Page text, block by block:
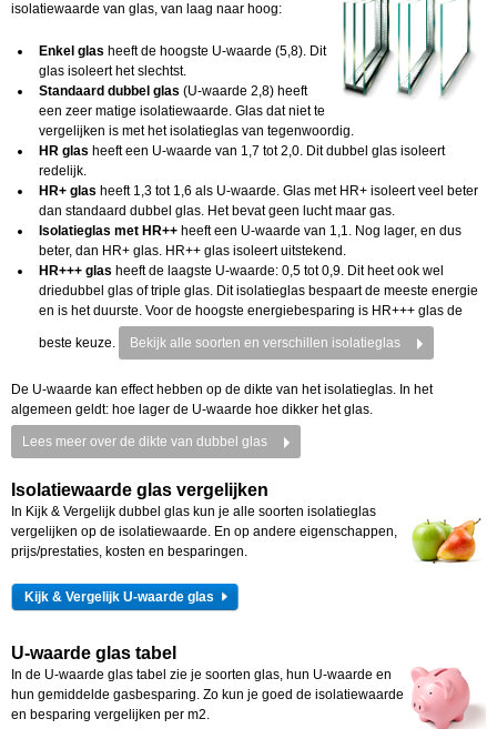
isolatiewaarde van glas, van laag naar hoog:
Enkel glas heeft de hoogste U-waarde (5,8). Dit
glas isoleert het slechtst.
Standaard dubbel glas (U-waarde 2,8) heeft
een zeer matige isolatiewaarde. Glas dat niet te
vergelijken is met het isolatieglas van tegenwoordig.
HR glas heeft een U-waarde van 1,7 tot 2,0. Dit dubbel glas isoleert
redelijk.
HR+ glas heeft 1,3 tot 1,6 als U-waarde. Glas met HR+ isoleert veel beter
dan standaard dubbel glas. Het bevat geen lucht maar gas.
Isolatieglas met HR++ heeft een U-waarde van 1,1. Nog lager, en dus
beter, dan HR+ glas. HR++ glas isoleert uitstekend.
HR+++ glas heeft de laagste U-waarde: 0,5 tot 0,9. Dit heet ook wel
driedubbel glas of triple glas. Dit isolatieglas bespaart de meeste energie
en is het duurste. Voor de hoogste energiebesparing is HR+++ glas de
beste keuze. Bekijk alle soorten en verschillen isolatieglas
De U-waarde kan effect hebben op de dikte van het isolatieglas. In het
algemeen geldt: hoe lager de U-waarde hoe dikker het glas.
Lees meer over de dikte van dubbel glas
Isolatiewaarde glas vergelijken
In Kijk & Vergelijk dubbel glas kun je alle soorten isolatieglas
vergelijken op de isolatiewaarde. En op andere eigenschappen,
prijs/prestaties, kosten en besparingen.
Kijk & Vergelijk U-waarde glas
U-waarde glas tabel
In de U-waarde glas tabel zie je soorten glas, hun U-waarde en
hun gemiddelde gasbesparing. Zo kun je goed de isolatiewaarde
en besparing vergelijken per m2.